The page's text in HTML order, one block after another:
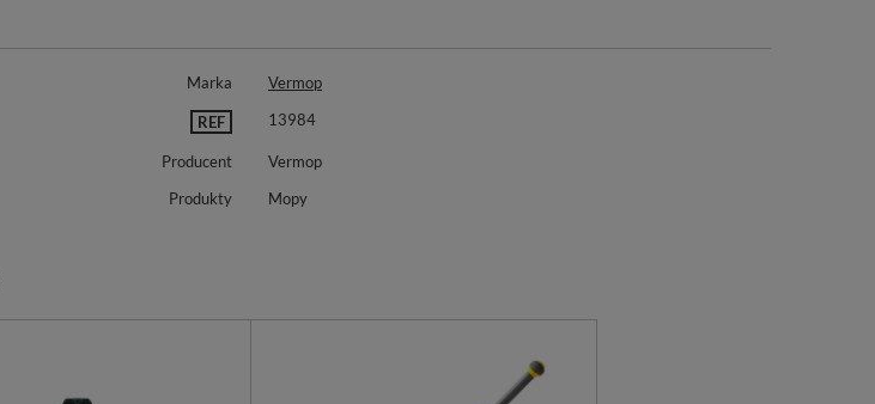
Marka Vermop
REF 13984
Producent
Vermop
Produkty
Mopy